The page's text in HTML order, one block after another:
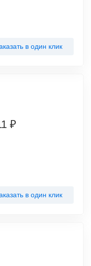
в один клик
₽
в один клик